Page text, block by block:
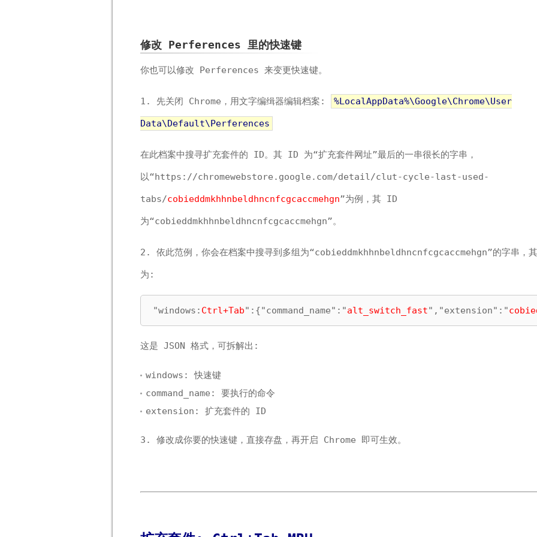
修改 Perferences 里的快速键
你也可以修改 Perferences 来变更快速键。
1. 先关闭 Chrome，用文字编缉器编辑档案: %LocalAppData%\Google\Chrome\User
Data\Default\Perferences
在此档案中搜寻扩充套件的 ID。其 ID 为“扩充套件网址”最后的一串很长的字串，
以“https://chromewebstore.google.com/detail/clut-cycle-last-used-
tabs/cobieddmkhhnbeldhncnfcgcaccmehgn”为例，其 ID
为“cobieddmkhhnbeldhncnfcgcaccmehgn”。
2. 依此范例，你会在档案中搜寻到多组为“cobieddmkhhnbeldhncnfcgcaccmehgn”的字串，其
为:
"windows: Ctrl+Tab":{"command_name":"alt_switch_fast","extension":"
这是 JSON 格式，可拆解出:
windows: 快速键
command_name: 要执行的命令
extension: 扩充套件的 ID
3. 修改成你要的快速键，直接存盘，再开启 Chrome 即可生效。